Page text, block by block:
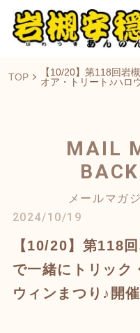
TOP
【10/20】第118回岩
オア・トリート♪ハロ
MAIL
メールマガ
2024/10/19
【10/20】第118
で一緒にトリック
ウィンまつり♪開催